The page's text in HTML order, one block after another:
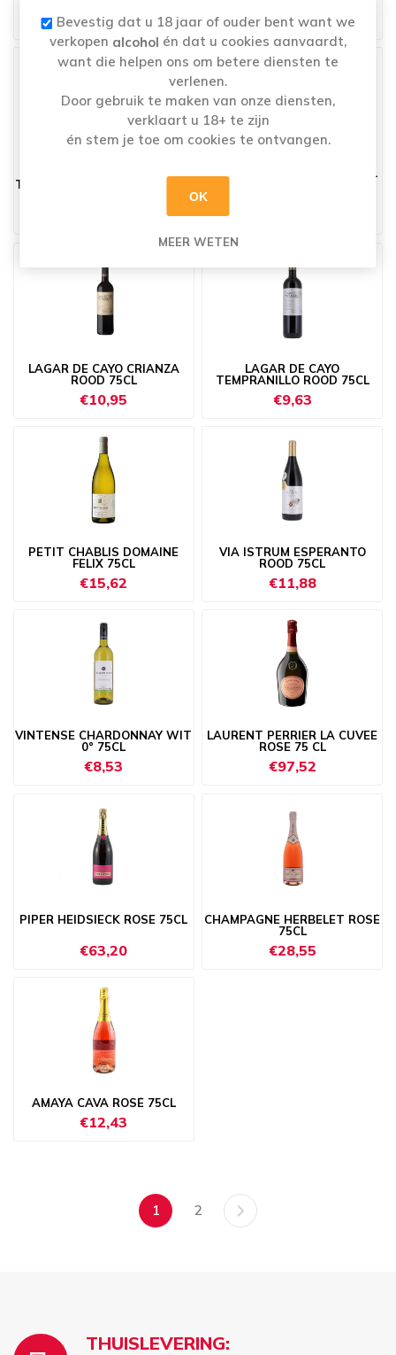
€6,38 €7,21
I CIPRESSI DEL CASATO
TOSCANA SANGIOVESE ROOD
IRANCY DOMAINE FELIX 75CL
LAGAR DE CAYO CRIANZA
ROOD 75CL
€10,95
LAGAR DE CAYO
TEMPRANILLO ROOD 75CL
€9,63
PETIT CHABLIS DOMAINE
FELIX 75CL
€15,62
VIA ISTRUM ESPERANTO
ROOD 75CL
€11,88
VINTENSE CHARDONNAY WIT
0° 75CL
€8,53
LAURENT PERRIER LA CUVEE
ROSE 75 CL
€97,52
PIPER HEIDSIECK ROSE 75CL
€63,20
CHAMPAGNE HERBELET ROSÉ
75CL
€28,55
AMAYA CAVA ROSÉ 75CL
€12,43
1 2
THUISLEVERING:
Bevestig dat u 18 jaar of ouder bent want we
verkopen alcohol én dat u cookies aanvaardt,
want die helpen ons om betere diensten te
verlenen.
Door gebruik te maken van onze diensten,
verklaart u 18+ te zijn
én stem je toe om cookies te ontvangen.
OK
MEER WETEN